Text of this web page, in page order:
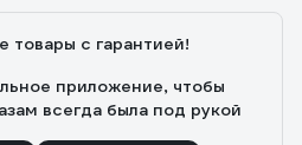
товары с гарантией!
приложение, чтобы
всегда была под рукой